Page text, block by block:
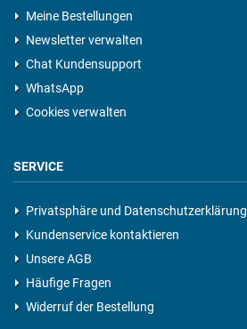
Meine Bestellungen
Newsletter verwalten
Chat Kundensupport
WhatsApp
Cookies verwalten
SERVICE
Privatsphäre und Datenschutzerklärung
Kundenservice kontaktieren
Unsere AGB
Häufige Fragen
Widerruf der Bestellung